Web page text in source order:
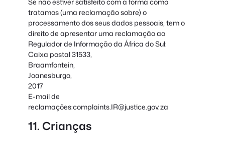
tratamos (uma reclamação sobre) o
processamento dos seus dados pessoais, tem o
direito de apresentar uma reclamação ao
Regulador de Informação da África do Sul:
Caixa postal 31533,
Braamfontein,
Joanesburgo,
2017
E-mail de
reclamações:complaints.IR@justice.gov.za
11. Crianças